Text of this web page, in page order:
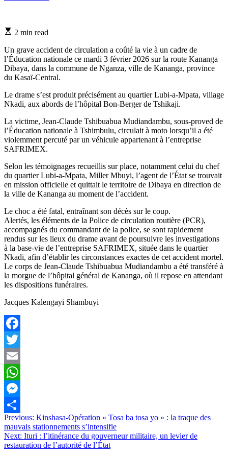
Estimated
time
2 min read
Un grave accident de circulation a coûté la vie à un cadre de
l’Éducation nationale ce mardi 3 février 2026 sur la route Kananga–
Dibaya, dans la commune de Nganza, ville de Kananga, province
du Kasaï-Central.
Le drame s’est produit précisément au quartier Lubi-a-Mpata, village
Nkadi, aux abords de l’hôpital Bon-Berger de Tshikaji.
La victime, Jean-Claude Tshibuabua Mudiandambu, sous-proved de
l’Éducation nationale à Tshimbulu, circulait à moto lorsqu’il a été
violemment percuté par un véhicule appartenant à l’entreprise
SAFRIMEX.
Selon les témoignages recueillis sur place, notamment celui du chef
du quartier Lubi-a-Mpata, Miller Mbuyi, l’agent de l’État se trouvait
en mission officielle et quittait le territoire de Dibaya en direction de
la ville de Kananga au moment de l’accident.
Le choc a été fatal, entraînant son décès sur le coup.
Alertés, les éléments de la Police de circulation routière (PCR),
accompagnés du commandant de la police, se sont rapidement
rendus sur les lieux du drame avant de poursuivre les investigations
à la base-vie de l’entreprise SAFRIMEX, située dans le quartier
Nkadi, afin d’établir les circonstances exactes de cet accident mortel.
Le corps de Jean-Claude Tshibuabua Mudiandambu a été transféré à
la morgue de l’hôpital général de Kananga, où il repose en attendant
les dispositions funéraires.
Jacques Kalengayi Shambuyi
Facebook
Twitter
Email
WhatsApp
Messenger
Partager
Navigation
de
l’article
Previous: Kinshasa-Opération « Tosa ba tosa yo » : la traque des
mauvais stationnements s’intensifie
Next: Ituri : l’itinérance du gouverneur militaire, un levier de
restauration de l’autorité de l’État